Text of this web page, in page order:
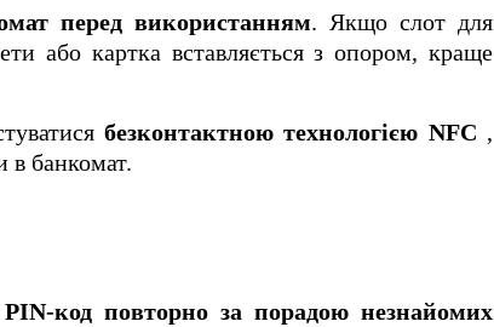
перед використанням. Якщо слот для
або картка вставляється з опором, краще
безконтактною технологією NFC ,
в банкомат.
код повторно за порадою незнайомих